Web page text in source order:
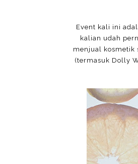
Event kali ini
kalian udah
menjual kosmetik
(termasuk Dolly